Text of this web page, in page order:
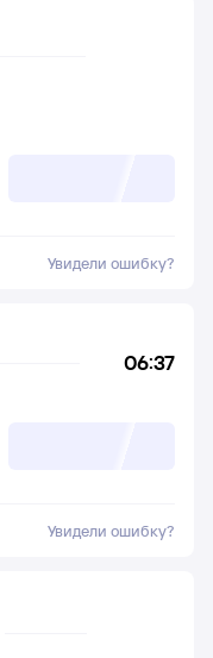
Увидели ошибку?
06:37
Увидели ошибку?